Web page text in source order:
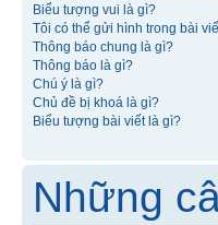
Biểu tượng vui là gì?
Tôi có thể gửi hình trong bài
Thông báo chung là gì?
Thông báo là gì?
Chú ý là gì?
Chủ đề bị khoá là gì?
Biểu tượng bài viết là gì?
Những